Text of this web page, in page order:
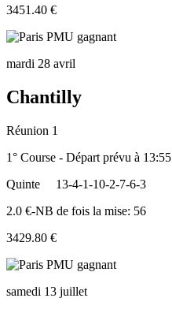
3451.40 €
mardi 28 avril
Chantilly
Réunion 1
1° Course - Départ prévu à 13:55
Quinte
13-4-1-10-2-7-6-3
2.0 €-NB de fois la mise: 56
3429.80 €
samedi 13 juillet